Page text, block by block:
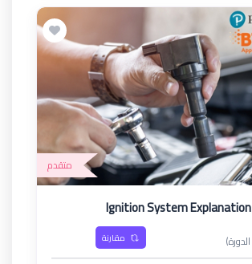
متقدم
Ignition System Explanation
مقارنة